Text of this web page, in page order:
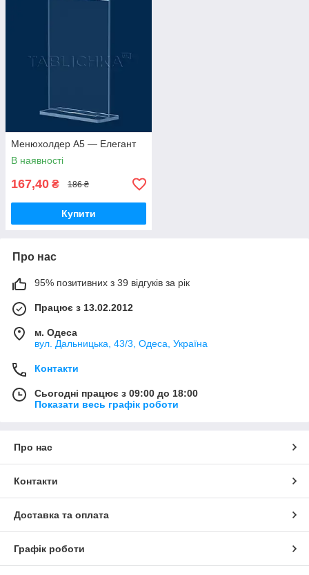
Менюхолдер А5 — Елегант
В наявності
167,40 ₴ 186 ₴
Купити
Про нас
95% позитивних з 39 відгуків за рік
Працює з 13.02.2012
м. Одеса
вул. Дальницька, 43/3, Одеса, Україна
Контакти
Сьогодні працює з 09:00 до 18:00
Показати весь графік роботи
Про нас
Контакти
Доставка та оплата
Графік роботи